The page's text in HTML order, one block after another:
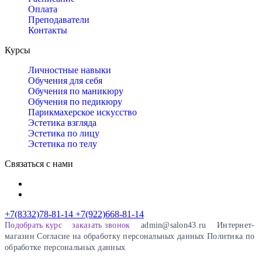
Оплата
Преподаватели
Контакты
Курсы
Личностные навыки
Обучения для себя
Обучения по маникюру
Обучения по педикюру
Парикмахерское искусство
Эстетика взгляда
Эстетика по лицу
Эстетика по телу
Связаться с нами
+7(8332)78-81-14 +7(922)668-81-14
Подобрать курс заказать звонок admin@salon43.ru
Интернет-
магазинCогласие на обработку персональных данныхПолитика по
обработке персональных данных